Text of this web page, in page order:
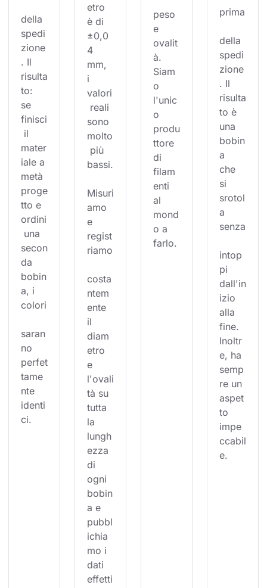
della
spedi
zione
. Il
risulta
to:
se
finisci
il
mater
iale a
metà
proge
tto e
ordini
una
secon
da
bobin
a, i
colori
saran
no
perfet
tame
nte
identi
ci.
etro
è di
±0,0
4
mm,
i
valori
reali
sono
molto
più
bassi.
Misuri
amo
e
regist
riamo
costa
ntem
ente
il
diam
etro
e
l'ovali
tà su
tutta
la
lungh
ezza
di
ogni
bobin
a e
pubbl
ichia
mo i
dati
effetti
peso
e
ovalit
à.
Siam
o
l'unic
o
produ
ttore
di
filam
enti
al
mond
o a
farlo.
prima
della
spedi
zione
. Il
risulta
to è
una
bobin
a
che
si
srotol
a
senza
intop
pi
dall'in
izio
alla
fine.
Inoltr
e, ha
semp
re un
aspet
to
impe
ccabil
e.